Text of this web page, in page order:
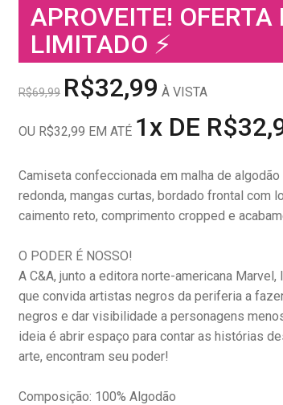
APROVEITE! OFERTA
LIMITADO ⚡
R$69,99 R$32,99 À VISTA
OU R$32,99 EM ATÉ 1x DE
Camiseta confeccionada em malha de
redonda, mangas curtas, bordado frontal com
caimento reto, comprimento cropped e
O PODER É NOSSO!
A C&A, junto a editora norte-americana
que convida artistas negros da periferia a
negros e dar visibilidade a personagens
ideia é abrir espaço para contar as histórias
arte, encontram seu poder!
Composição: 100% Algodão